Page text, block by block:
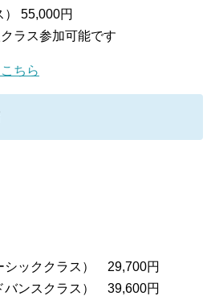
55,000円
ラス参加可能です
ちら
シッククラス） 29,700円
バンスクラス） 39,600円